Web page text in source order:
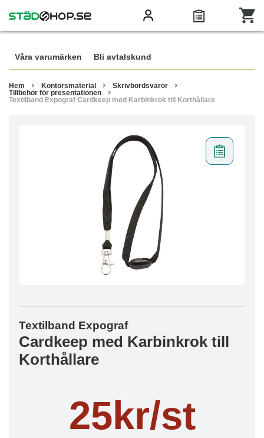
Våra varumärken Bli avtalskund
Hem Kontorsmaterial
Skrivbordsvaror
Tillbehör för presentationen
Textilband Expograf Cardkeep med Karbinkrok till Korthållare
Textilband Expograf
Cardkeep med Karbinkrok till
Korthållare
25kr/st